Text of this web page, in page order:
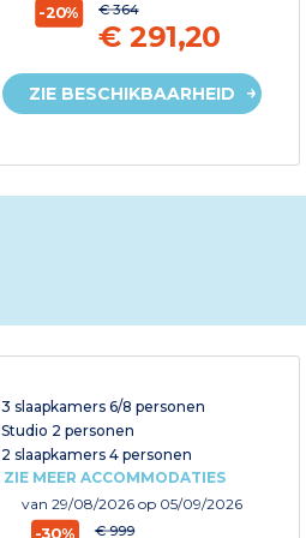
-20% € 364
€ 291,20
ZIE BESCHIKBAARHEID
3 slaapkamers 6/8 personen
Studio 2 personen
2 slaapkamers 4 personen
ZIE MEER ACCOMMODATIES
van 29/08/2026 op 05/09/2026
-30% € 999